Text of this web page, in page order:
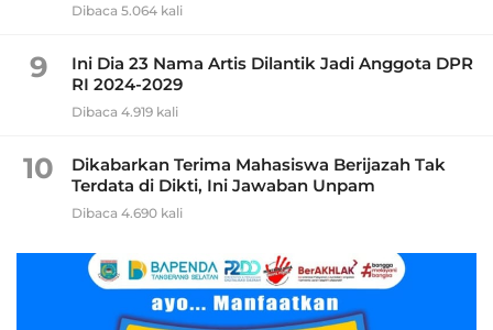
Dibaca 5.064 kali
9
Ini Dia 23 Nama Artis Dilantik Jadi Anggota DPR
RI 2024-2029
Dibaca 4.919 kali
10
Dikabarkan Terima Mahasiswa Berijazah Tak
Terdata di Dikti, Ini Jawaban Unpam
Dibaca 4.690 kali